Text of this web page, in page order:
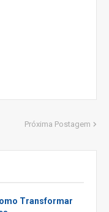
Próxima Postagem
Transformar